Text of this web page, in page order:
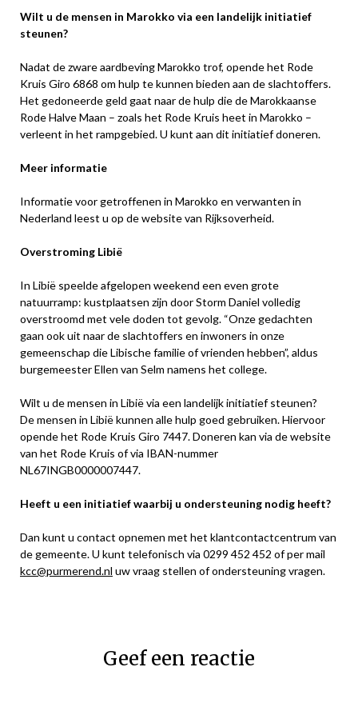
Wilt u de mensen in Marokko via een landelijk initiatief
steunen?
Nadat de zware aardbeving Marokko trof, opende het Rode
Kruis Giro 6868 om hulp te kunnen bieden aan de slachtoffers.
Het gedoneerde geld gaat naar de hulp die de Marokkaanse
Rode Halve Maan – zoals het Rode Kruis heet in Marokko –
verleent in het rampgebied. U kunt aan dit initiatief doneren.
Meer informatie
Informatie voor getroffenen in Marokko en verwanten in
Nederland leest u op de website van Rijksoverheid.
Overstroming Libië
In Libië speelde afgelopen weekend een even grote
natuurramp: kustplaatsen zijn door Storm Daniel volledig
overstroomd met vele doden tot gevolg. “Onze gedachten
gaan ook uit naar de slachtoffers en inwoners in onze
gemeenschap die Libische familie of vrienden hebben”, aldus
burgemeester Ellen van Selm namens het college.
Wilt u de mensen in Libië via een landelijk initiatief steunen?
De mensen in Libië kunnen alle hulp goed gebruiken. Hiervoor
opende het Rode Kruis Giro 7447. Doneren kan via de website
van het Rode Kruis of via IBAN-nummer
NL67INGB0000007447.
Heeft u een initiatief waarbij u ondersteuning nodig heeft?
Dan kunt u contact opnemen met het klantcontactcentrum van
de gemeente. U kunt telefonisch via 0299 452 452 of per mail
kcc@purmerend.nl uw vraag stellen of ondersteuning vragen.
Geef een reactie